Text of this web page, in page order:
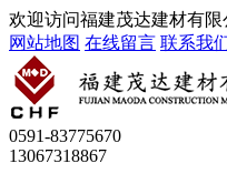
欢迎访问福建茂达建材有限
网站地图 在线留言 联系我
0591-83775670
13067318867